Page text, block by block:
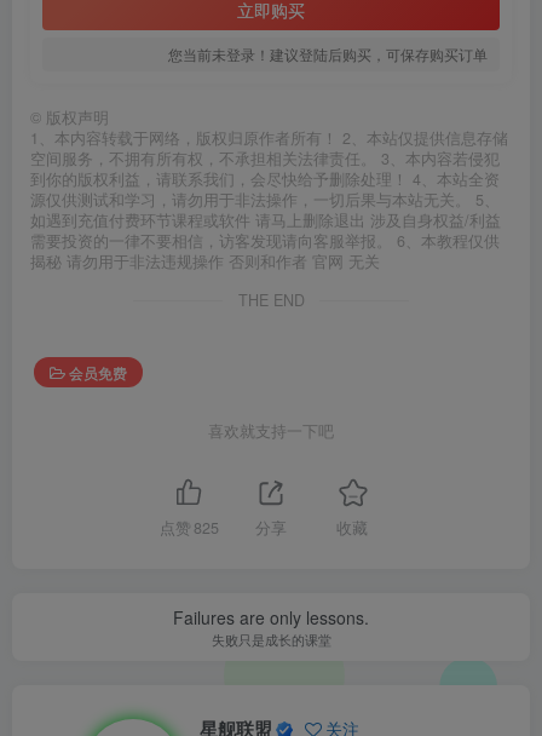
立即购买
您当前未登录！建议登陆后购买，可保存购买订单
© 版权声明
1、本内容转载于网络，版权归原作者所有！ 2、本站仅提供信息存储
空间服务，不拥有所有权，不承担相关法律责任。 3、本内容若侵犯
到你的版权利益，请联系我们，会尽快给予删除处理！ 4、本站全资
源仅供测试和学习，请勿用于非法操作，一切后果与本站无关。 5、
如遇到充值付费环节课程或软件 请马上删除退出 涉及自身权益/利益
需要投资的一律不要相信，访客发现请向客服举报。 6、本教程仅供
揭秘 请勿用于非法违规操作 否则和作者 官网 无关
THE END
会员免费
喜欢就支持一下吧
点赞 825 分享 收藏
Failures are only lessons.
失败只是成长的课堂
星舰联盟 关注